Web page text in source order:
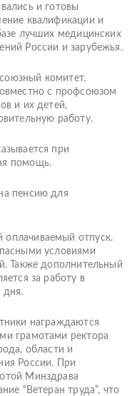
и готовы
квалификации и
лучших медицинских
России и зарубежья.
комитет.
с профсоюзом
и их детей,
работу.
при
помощь.
пенсию для
отпуск.
условиями
Также дополнительный
за работу в
дня.
награждаются
грамотами ректора
области и
России. При
Минздрава
“Ветеран труда”, что